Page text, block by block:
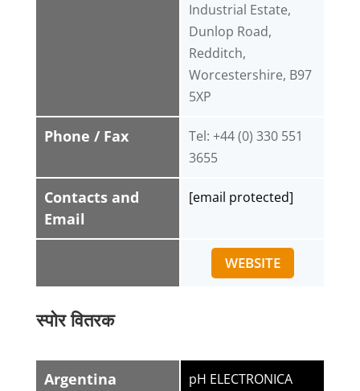
Phone / Fax
Contacts and
Email
Industrial Estate,
Dunlop Road,
Redditch,
Worcestershire, B97
5XP
Tel: +44 (0) 330 551
3655
[email protected]
WEBSITE
स्पोर वितरक
Argentina
pH ELECTRONICA